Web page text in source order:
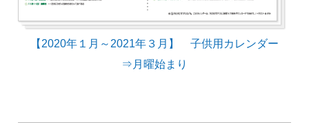
【2020年１月～2021年３月】 子供用カレンダー
⇒月曜始まり